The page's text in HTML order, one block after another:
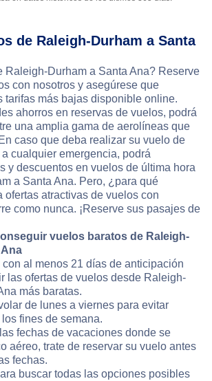
de Raleigh-Durham a Santa
Raleigh-Durham a Santa Ana? Reserve
con nosotros y asegúrese que
tarifas más bajas disponible online.
ahorros en reservas de vuelos, podrá
una amplia gama de aerolíneas que
caso que deba realizar su vuelo de
cualquier emergencia, podrá
y descuentos en vuelos de última hora
a Santa Ana. Pero, ¿para qué
ofertas atractivas de vuelos con
como nunca. ¡Reserve sus pasajes de
vuelos baratos de Raleigh-
al menos 21 días de anticipación
las ofertas de vuelos desde Raleigh-
más baratas.
de lunes a viernes para evitar
fines de semana.
fechas de vacaciones donde se
aéreo, trate de reservar su vuelo antes
fechas.
buscar todas las opciones posibles